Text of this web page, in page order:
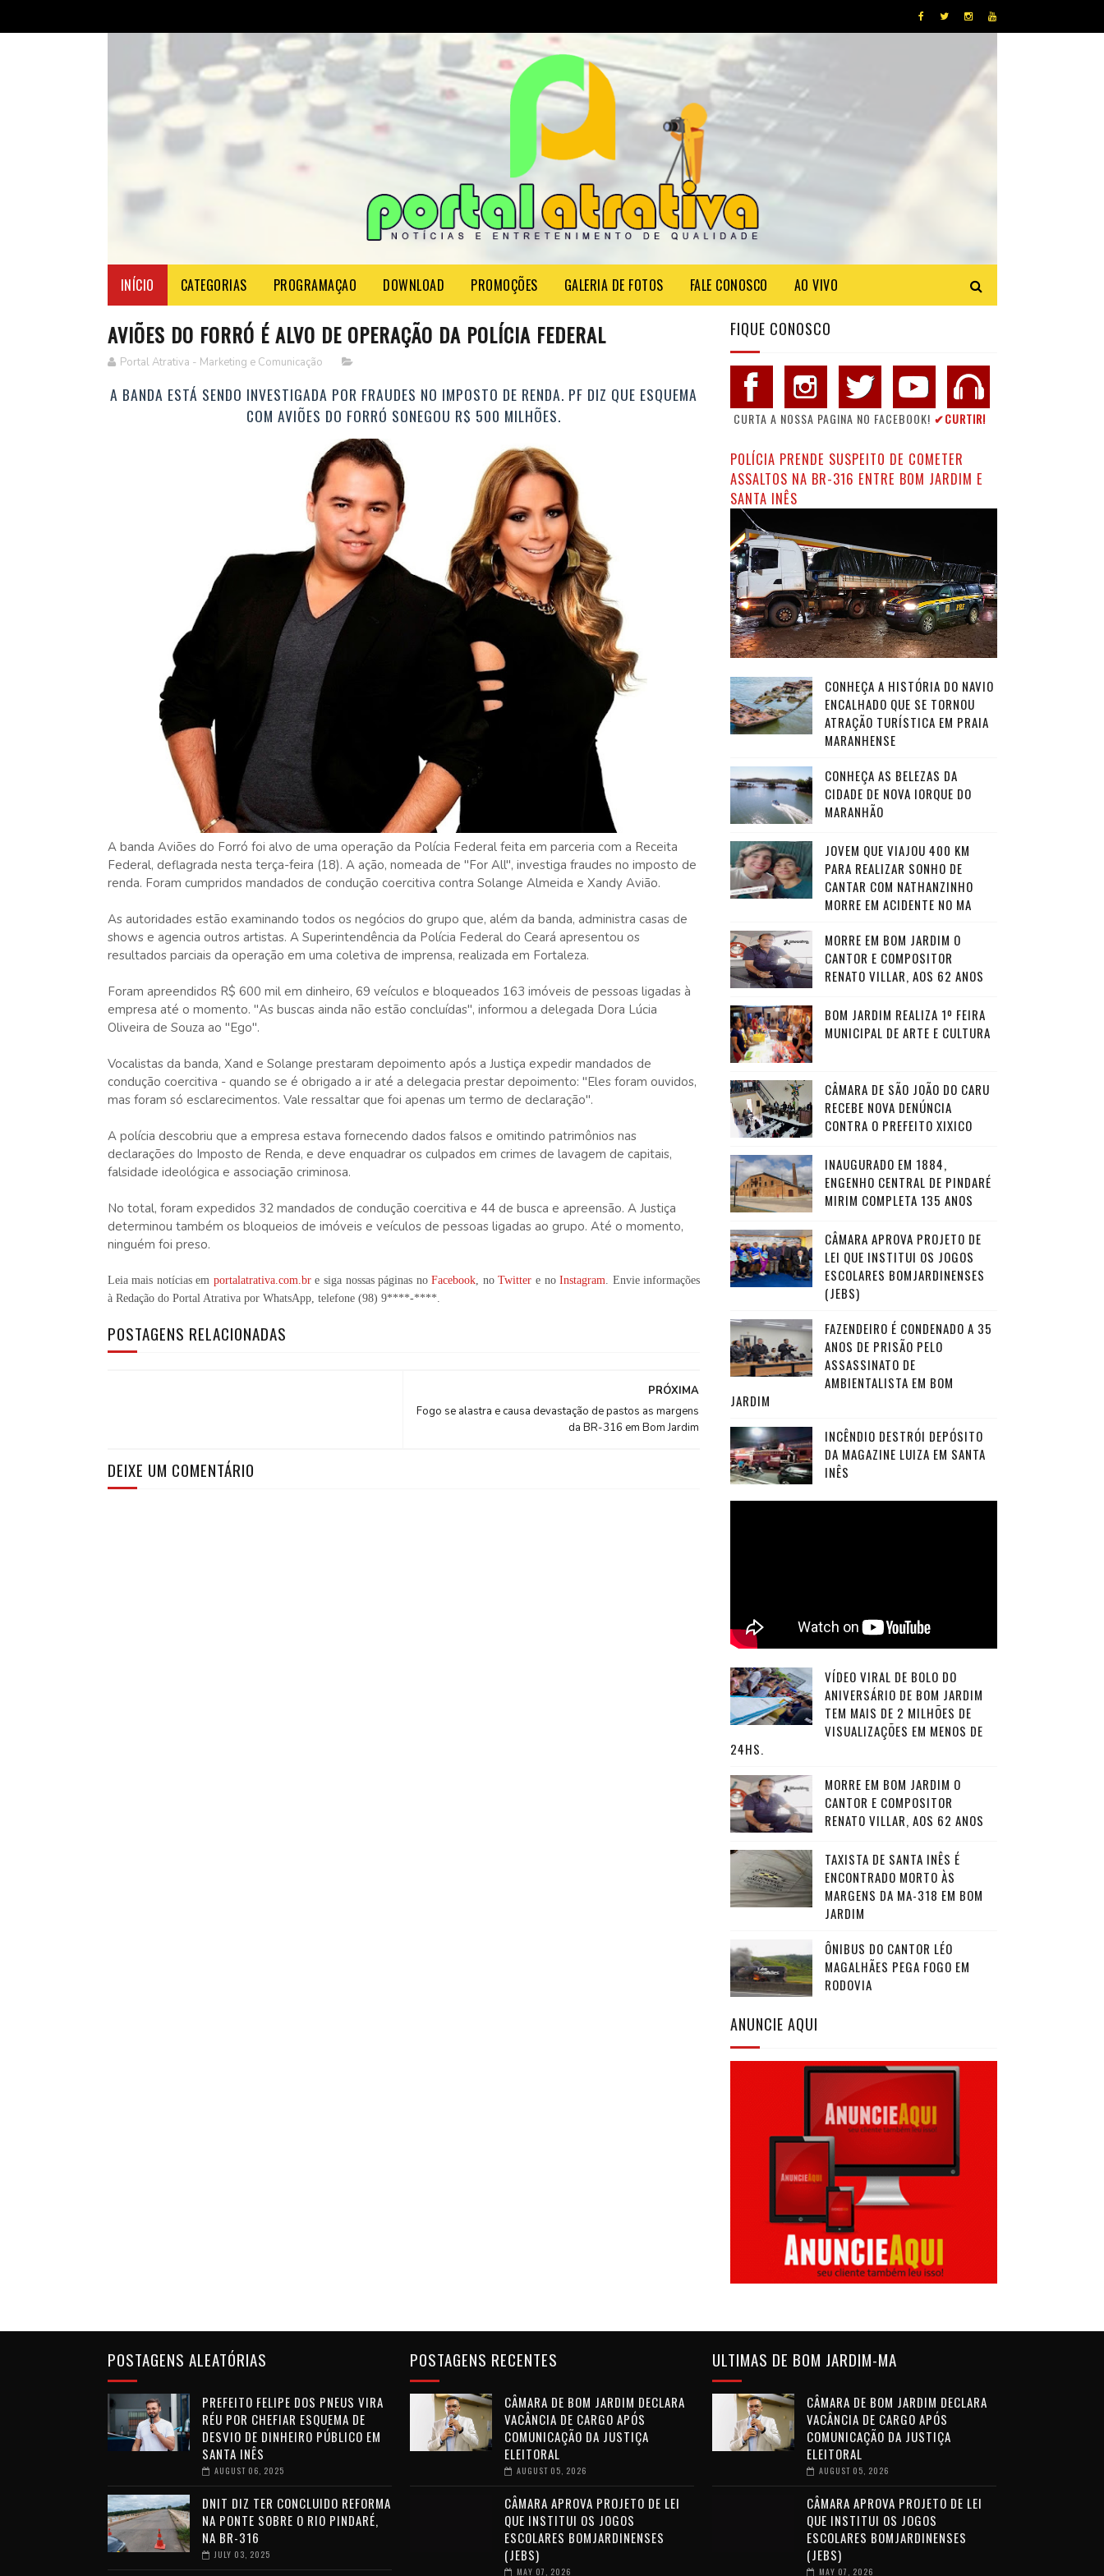
INÍCIO CATEGORIAS PROGRAMAÇAO DOWNLOAD PROMOÇÕES GALERIA DE FOTOS FALE CONOSCO AO VIVO
AVIÕES DO FORRÓ É ALVO DE OPERAÇÃO DA POLÍCIA FEDERAL
Portal Atrativa - Marketing e Comunicação
A BANDA ESTÁ SENDO INVESTIGADA POR FRAUDES NO IMPOSTO DE RENDA. PF DIZ QUE ESQUEMA
COM AVIÕES DO FORRÓ SONEGOU R$ 500 MILHÕES.
A banda Aviões do Forró foi alvo de uma operação da Polícia Federal feita em parceria com a Receita
Federal, deflagrada nesta terça-feira (18). A ação, nomeada de "For All", investiga fraudes no imposto de
renda. Foram cumpridos mandados de condução coercitiva contra Solange Almeida e Xandy Avião.
As autoridades estão examinando todos os negócios do grupo que, além da banda, administra casas de
shows e agencia outros artistas. A Superintendência da Polícia Federal do Ceará apresentou os
resultados parciais da operação em uma coletiva de imprensa, realizada em Fortaleza.
Foram apreendidos R$ 600 mil em dinheiro, 69 veículos e bloqueados 163 imóveis de pessoas ligadas à
empresa até o momento. "As buscas ainda não estão concluídas", informou a delegada Dora Lúcia
Oliveira de Souza ao "Ego".
Vocalistas da banda, Xand e Solange prestaram depoimento após a Justiça expedir mandados de
condução coercitiva - quando se é obrigado a ir até a delegacia prestar depoimento: "Eles foram ouvidos,
mas foram só esclarecimentos. Vale ressaltar que foi apenas um termo de declaração".
A polícia descobriu que a empresa estava fornecendo dados falsos e omitindo patrimônios nas
declarações do Imposto de Renda, e deve enquadrar os culpados em crimes de lavagem de capitais,
falsidade ideológica e associação criminosa.
No total, foram expedidos 32 mandados de condução coercitiva e 44 de busca e apreensão. A Justiça
determinou também os bloqueios de imóveis e veículos de pessoas ligadas ao grupo. Até o momento,
ninguém foi preso.
Leia mais notícias em portalatrativa.com.bre siga nossas páginas noFacebook , noTwitter e noInstagram . Envie informações
à Redação do Portal Atrativa por WhatsApp, telefone (98) 9****-****
POSTAGENS RELACIONADAS
PRÓXIMA
Fogo se alastra e causa devastação de pastos as margens
da BR-316 em Bom Jardim
DEIXE UM COMENTÁRIO
FIQUE CONOSCO
CURTA A NOSSA PAGINA NO FACEBOOK! ✔CURTIR!
POLÍCIA PRENDE SUSPEITO DE COMETER
ASSALTOS NA BR-316 ENTRE BOM JARDIM E
SANTA INÊS
CONHEÇA A HISTÓRIA DO NAVIO
ENCALHADO QUE SE TORNOU
ATRAÇÃO TURÍSTICA EM PRAIA
MARANHENSE
CONHEÇA AS BELEZAS DA
CIDADE DE NOVA IORQUE DO
MARANHÃO
JOVEM QUE VIAJOU 400 KM
PARA REALIZAR SONHO DE
CANTAR COM NATHANZINHO
MORRE EM ACIDENTE NO MA
MORRE EM BOM JARDIM O
CANTOR E COMPOSITOR
RENATO VILLAR, AOS 62 ANOS
BOM JARDIM REALIZA 1º FEIRA
MUNICIPAL DE ARTE E CULTURA
CÂMARA DE SÃO JOÃO DO CARU
RECEBE NOVA DENÚNCIA
CONTRA O PREFEITO XIXICO
INAUGURADO EM 1884,
ENGENHO CENTRAL DE PINDARÉ
MIRIM COMPLETA 135 ANOS
CÂMARA APROVA PROJETO DE
LEI QUE INSTITUI OS JOGOS
ESCOLARES BOMJARDINENSES
(JEBS)
FAZENDEIRO É CONDENADO A 35
ANOS DE PRISÃO PELO
ASSASSINATO DE
AMBIENTALISTA EM BOM
JARDIM
INCÊNDIO DESTRÓI DEPÓSITO
DA MAGAZINE LUIZA EM SANTA
INÊS
VÍDEO VIRAL DE BOLO DO
ANIVERSÁRIO DE BOM JARDIM
TEM MAIS DE 2 MILHÕES DE
VISUALIZAÇÕES EM MENOS DE
24HS.
MORRE EM BOM JARDIM O
CANTOR E COMPOSITOR
RENATO VILLAR, AOS 62 ANOS
TAXISTA DE SANTA INÊS É
ENCONTRADO MORTO ÀS
MARGENS DA MA-318 EM BOM
JARDIM
ÔNIBUS DO CANTOR LÉO
MAGALHÃES PEGA FOGO EM
RODOVIA
ANUNCIE AQUI
POSTAGENS ALEATÓRIAS
PREFEITO FELIPE DOS PNEUS VIRA
RÉU POR CHEFIAR ESQUEMA DE
DESVIO DE DINHEIRO PÚBLICO EM
SANTA INÊS
AUGUST 06, 2025
DNIT DIZ TER CONCLUIDO REFORMA
NA PONTE SOBRE O RIO PINDARÉ,
NA BR-316
JULY 03, 2025
POSTAGENS RECENTES
CÂMARA DE BOM JARDIM DECLARA
VACÂNCIA DE CARGO APÓS
COMUNICAÇÃO DA JUSTIÇA
ELEITORAL
AUGUST 05, 2026
CÂMARA APROVA PROJETO DE LEI
QUE INSTITUI OS JOGOS
ESCOLARES BOMJARDINENSES
(JEBS)
MAY 07, 2026
ULTIMAS DE BOM JARDIM-MA
CÂMARA DE BOM JARDIM DECLARA
VACÂNCIA DE CARGO APÓS
COMUNICAÇÃO DA JUSTIÇA
ELEITORAL
AUGUST 05, 2026
CÂMARA APROVA PROJETO DE LEI
QUE INSTITUI OS JOGOS
ESCOLARES BOMJARDINENSES
(JEBS)
MAY 07, 2026